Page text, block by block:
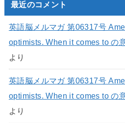
最近のコメント
英語脳メルマガ 第06317号
optimists. When it comes to の
より
英語脳メルマガ 第06317号
optimists. When it comes to の
より